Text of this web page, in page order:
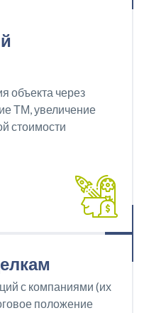
объекта через
ТМ, увеличение
стоимости
с компаниями (их
положение